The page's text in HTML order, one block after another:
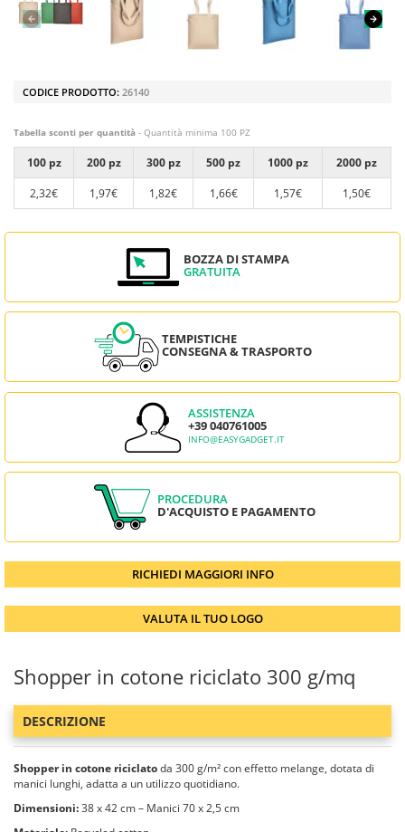
CODICE PRODOTTO: 26140
Tabella sconti per quantità - Quantità minima 100 PZ
100 pz 200 pz 300 pz 500 pz 1000 pz
2000 pz
2,32€
1,97€ 1,82€ 1,66€ 1,57€ 1,50€
BOZZA DI STAMPA
GRATUITA
TEMPISTICHE
CONSEGNA & TRASPORTO
ASSISTENZA
+39 040761005
INFO@EASYGADGET.IT
PROCEDURA
D'ACQUISTO E PAGAMENTO
RICHIEDI MAGGIORI INFO
VALUTA IL TUO LOGO
Shopper in cotone riciclato 300 g/mq
DESCRIZIONE
Shopper in cotone riciclatoda 300 g/m² con effetto melange, dotata di
manici lunghi, adatta a un utilizzo quotidiano.
Dimensioni:38 x 42 cm – Manici 70 x 2,5 cm